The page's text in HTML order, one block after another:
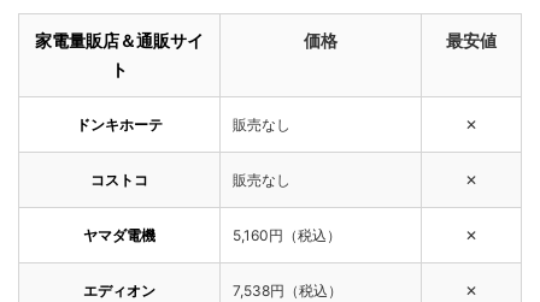
家電量販店＆通販サイ
ト
価格 最安値
ドンキホーテ 販売なし ✕
コストコ 販売なし ✕
ヤマダ電機 5,160円（税込） ✕
エディオン 7,538円（税込） ✕